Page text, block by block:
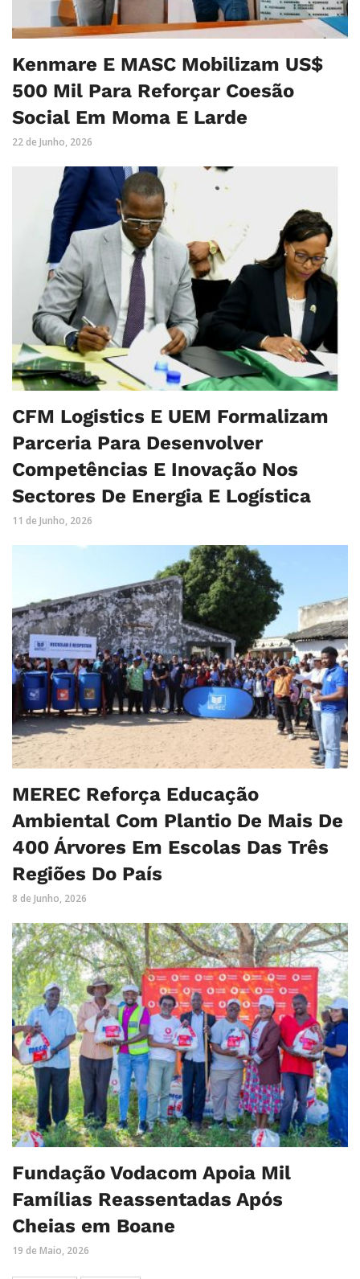
Kenmare E MASC Mobilizam US$
500 Mil Para Reforçar Coesão
Social Em Moma E Larde
22 de Junho, 2026
CFM Logistics E UEM Formalizam
Parceria Para Desenvolver
Competências E Inovação Nos
Sectores De Energia E Logística
11 de Junho, 2026
MEREC Reforça Educação
Ambiental Com Plantio De Mais De
400 Árvores Em Escolas Das Três
Regiões Do País
8 de Junho, 2026
Fundação Vodacom Apoia Mil
Famílias Reassentadas Após
Cheias em Boane
19 de Maio, 2026